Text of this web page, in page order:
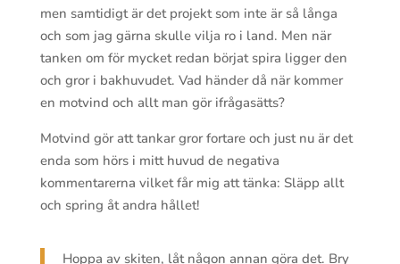
men samtidigt är det projekt som inte är så långa
och som jag gärna skulle vilja ro i land. Men när
tanken om för mycket redan börjat spira ligger den
och gror i bakhuvudet. Vad händer då när kommer
en motvind och allt man gör ifrågasätts?
Motvind gör att tankar gror fortare och just nu är det
enda som hörs i mitt huvud de negativa
kommentarerna vilket får mig att tänka: Släpp allt
och spring åt andra hållet!
Hoppa av skiten, låt någon annan göra det. Bry